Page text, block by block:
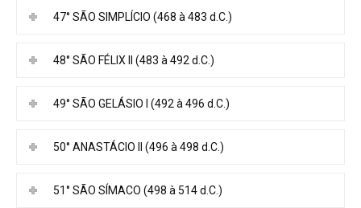
47° SÃO SIMPLÍCIO (468 à 483 d.C.)
48° SÃO FÉLIX II (483 à 492 d.C.)
49° SÃO GELÁSIO I (492 à 496 d.C.)
50° ANASTÁCIO II (496 à 498 d.C.)
51° SÃO SÍMACO (498 à 514 d.C.)